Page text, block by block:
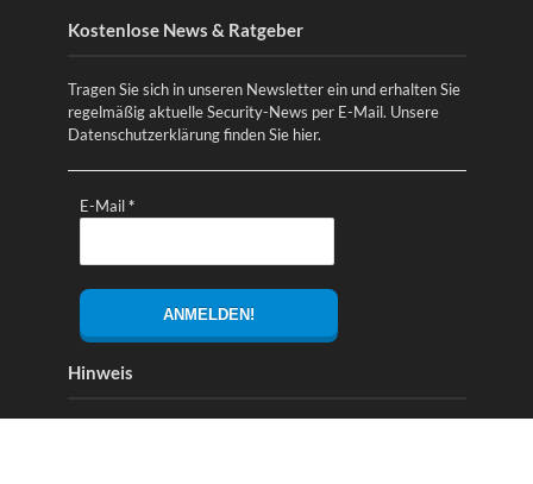
Kostenlose News & Ratgeber
Tragen Sie sich in unseren Newsletter ein und erhalten Sie
regelmäßig aktuelle Security-News per E-Mail. Unsere
Datenschutzerklärung finden Sie hier.
E-Mail*
Hinweis